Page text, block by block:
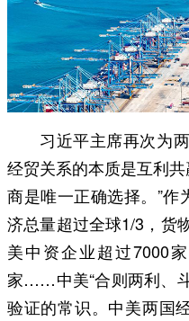
习近平主席再次为
经贸关系的本质是互利
商是唯一正确选择。”
济总量超过全球1/3，货
美中资企业超过7000
家……中美“合则两利、
验证的常识。中美两国